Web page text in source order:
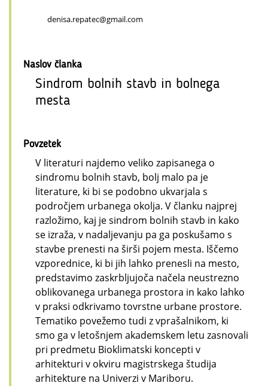
denisa.repatec@gmail.com
Naslov članka
Sindrom bolnih stavb in bolnega
mesta
Povzetek
V literaturi najdemo veliko zapisanega o
sindromu bolnih stavb, bolj malo pa je
literature, ki bi se podobno ukvarjala s
področjem urbanega okolja. V članku najprej
razložimo, kaj je sindrom bolnih stavb in kako
se izraža, v nadaljevanju pa ga poskušamo s
stavbe prenesti na širši pojem mesta. Iščemo
vzporednice, ki bi jih lahko prenesli na mesto,
predstavimo zaskrbljujoča načela neustrezno
oblikovanega urbanega prostora in kako lahko
v praksi odkrivamo tovrstne urbane prostore.
Tematiko povežemo tudi z vprašalnikom, ki
smo ga v letošnjem akademskem letu zasnovali
pri predmetu Bioklimatski koncepti v
arhitekturi v okviru magistrskega študija
arhitekture na Univerzi v Mariboru.